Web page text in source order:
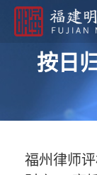
按日
福州律师